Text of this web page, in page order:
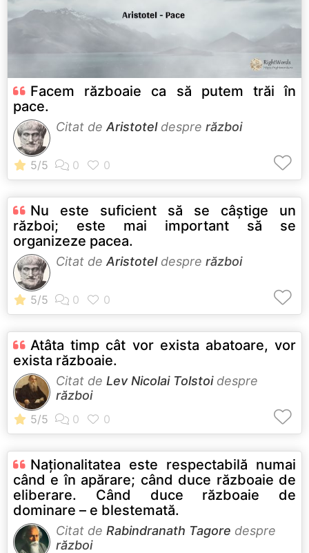
Facem războaie ca să putem trăi în
pace.
Citat de Aristoteldespre război
Nu este suficient să se câştige un
război; este mai important să se
organizeze pacea.
Citat de Aristoteldespre război
Atâta timp cât vor exista abatoare, vor
exista războaie.
Citat de Lev Nicolai Tolstoidespre
război
Naţionalitatea este respectabilă numai
când e în apărare; când duce războaie de
eliberare. Când duce războaie de
dominare – e blestemată.
Citat de Rabindranath Tagore despre
război